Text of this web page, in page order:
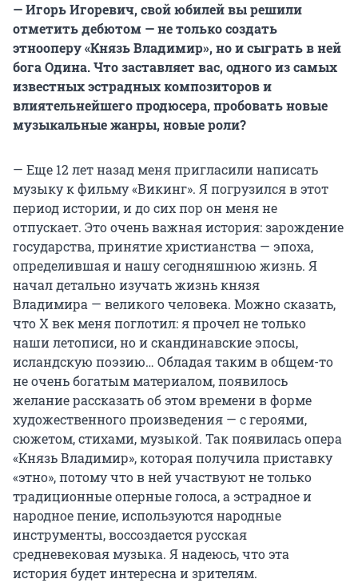
— ​​​​​​​Игорь Игоревич, свой юбилей вы решили
отметить дебютом — не только создать
этнооперу «Князь Владимир», но и сыграть в ней
бога Одина. Что заставляет вас, одного из самых
известных эстрадных композиторов и
влиятельнейшего продюсера, пробовать новые
музыкальные жанры, новые роли?
— Еще 12 лет назад меня пригласили написать
музыку к фильму «Викинг». Я погрузился в этот
период истории, и до сих пор он меня не
отпускает. Это очень важная история: зарождение
государства, принятие христианства — эпоха,
определившая и нашу сегодняшнюю жизнь. Я
начал детально изучать жизнь князя
Владимира — великого человека. Можно сказать,
что Х век меня поглотил: я прочел не только
наши летописи, но и скандинавские эпосы,
исландскую поэзию… Обладая таким в общем-то
не очень богатым материалом, появилось
желание рассказать об этом времени в форме
художественного произведения — с героями,
сюжетом, стихами, музыкой. Так появилась опера
«Князь Владимир», которая получила приставку
«этно», потому что в ней участвуют не только
традиционные оперные голоса, а эстрадное и
народное пение, используются народные
инструменты, воссоздается русская
средневековая музыка. Я надеюсь, что эта
история будет интересна и зрителям.